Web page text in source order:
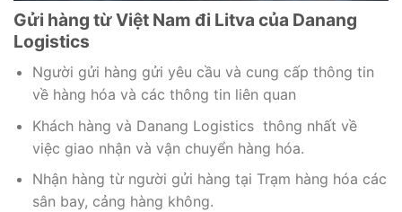
Gửi hàng từ Việt Nam đi Litva của Danang
Logistics
Người gửi hàng gửi yêu cầu và cung cấp thông tin
về hàng hóa và các thông tin liên quan
Khách hàng và Danang Logistics thông nhất về
việc giao nhận và vận chuyển hàng hóa.
Nhận hàng từ người gửi hàng tại Trạm hàng hóa các
sân bay, cảng hàng không.